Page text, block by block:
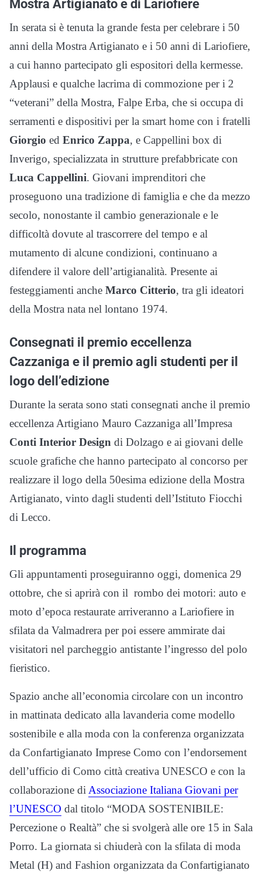
Mostra Artigianato e di Lariofiere
In serata si è tenuta la grande festa per celebrare i 50
anni della Mostra Artigianato e i 50 anni di Lariofiere,
a cui hanno partecipato gli espositori della kermesse.
Applausi e qualche lacrima di commozione per i 2
“veterani” della Mostra, Falpe Erba, che si occupa di
serramenti e dispositivi per la smart home con i fratelli
Giorgio ed Enrico Zappa, e Cappellini box di
Inverigo, specializzata in strutture prefabbricate con
Luca Cappellini. Giovani imprenditori che
proseguono una tradizione di famiglia e che da mezzo
secolo, nonostante il cambio generazionale e le
difficoltà dovute al trascorrere del tempo e al
mutamento di alcune condizioni, continuano a
difendere il valore dell’artigianalità. Presente ai
festeggiamenti anche Marco Citterio, tra gli ideatori
della Mostra nata nel lontano 1974.
Consegnati il premio eccellenza
Cazzaniga e il premio agli studenti per il
logo dell’edizione
Durante la serata sono stati consegnati anche il premio
eccellenza Artigiano Mauro Cazzaniga all’Impresa
Conti Interior Design di Dolzago e ai giovani delle
scuole grafiche che hanno partecipato al concorso per
realizzare il logo della 50esima edizione della Mostra
Artigianato, vinto dagli studenti dell’Istituto Fiocchi
di Lecco.
Il programma
Gli appuntamenti proseguiranno oggi, domenica 29
ottobre, che si aprirà con il rombo dei motori: auto e
moto d’epoca restaurate arriveranno a Lariofiere in
sfilata da Valmadrera per poi essere ammirate dai
visitatori nel parcheggio antistante l’ingresso del polo
fieristico.
Spazio anche all’economia circolare con un incontro
in mattinata dedicato alla lavanderia come modello
sostenibile e alla moda con la conferenza organizzata
da Confartigianato Imprese Como con l’endorsement
dell’ufficio di Como città creativa UNESCO e con la
collaborazione di Associazione Italiana Giovani per
l’UNESCO dal titolo “MODA SOSTENIBILE:
Percezione o Realtà” che si svolgerà alle ore 15 in Sala
Porro. La giornata si chiuderà con la sfilata di moda
Metal (H) and Fashion organizzata da Confartigianato